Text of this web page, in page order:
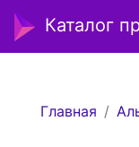
Каталог
Главная